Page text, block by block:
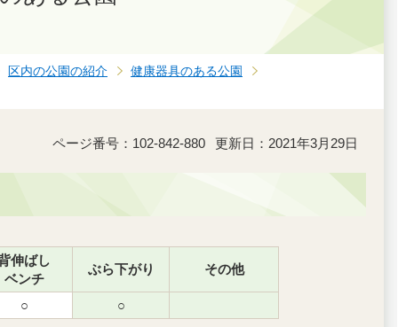
区内の公園の紹介
健康器具のある公園
ページ番号：102-842-880 更新日：2021年3月29日
伸ばし
ベンチ
ぶら下がり その他
○ ○